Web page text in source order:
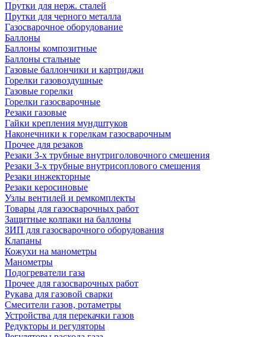
Прутки для нерж. сталей
Прутки для черного металла
Газосварочное оборудование
Баллоны
Баллоны композитные
Баллоны стальные
Газовые баллончики и картриджи
Горелки газовоздушные
Газовые горелки
Горелки газосварочные
Резаки газовые
Гайки крепления мундштуков
Наконечники к горелкам газосварочным
Прочее для резаков
Резаки 3-х трубные внутриголовочного смешения
Резаки 3-х трубные внутрисоплового смешения
Резаки инжекторные
Резаки керосиновые
Узлы вентилей и ремкомплекты
Товары для газосварочных работ
Защитные колпаки на баллоны
ЗИП для газосварочного оборудования
Клапаны
Кожухи на манометры
Манометры
Подогреватели газа
Прочее для газосварочных работ
Рукава для газовой сварки
Смесители газов, ротаметры
Устройства для перекачки газов
Редукторы и регуляторы